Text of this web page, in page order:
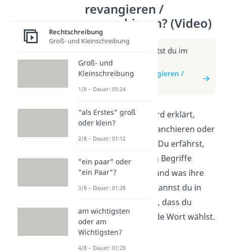
revangieren /
revanchieren? (Video)
Weitere Infos erhältst du im
Beitrag zum Video
zum Beitrag: revangieren /
In diesem Video wird erklärt,
wann man sich revanchieren oder
revangieren sollte. Du erfährst,
wie man die beiden Begriffe
richtig verwendet und was ihre
Bedeutung ist. So kannst du in
Zukunft sicher sein, dass du
immer das passende Wort wählst.
Rechtschreibung
Groß- und Kleinschreibung
Groß- und
Kleinschreibung
1/8 – Dauer: 05:24
"als Erstes" groß
oder klein?
2/8 – Dauer: 01:12
"ein paar" oder
"ein Paar"?
3/8 – Dauer: 01:28
am wichtigsten
oder am
Wichtigsten?
4/8 – Dauer: 01:20